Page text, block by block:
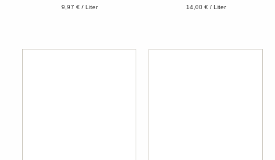
9,97 € / Liter 14,00 € / Liter